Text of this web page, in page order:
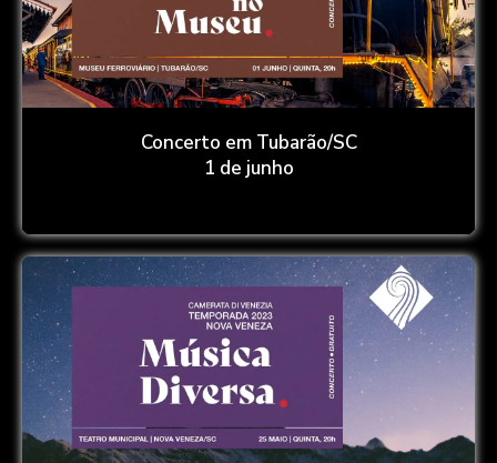
Concerto em Tubarão/SC
1 de junho